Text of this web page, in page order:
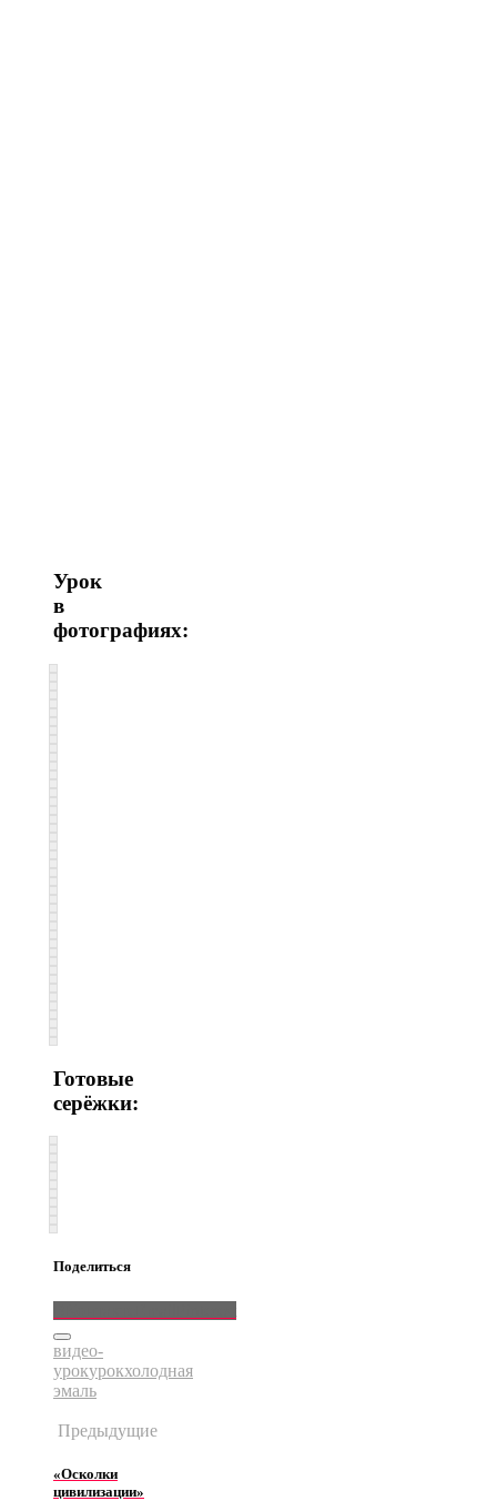
Урок
в
фотографиях:
Готовые
серёжки:
Поделиться
видео-
урокурокхолодная
эмаль
Предыдущие
«Осколки
цивилизации»